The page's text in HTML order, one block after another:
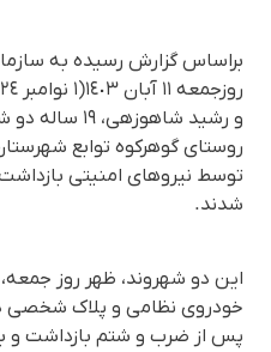
براساس گزارش رسیده به
و رشید
روستای گوهرکوه توابع
توسط نیروهای امنیتی
شدند.
این دو شهروند، ظهر روز
خودروی نظامی و پلاک شخصی
پس از ضرب و شتم بازداشت و